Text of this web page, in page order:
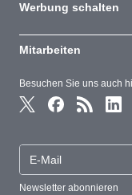
Besuchen Sie uns auch
Newsletter abonnieren
Werbung schalten
Mitarbeiten